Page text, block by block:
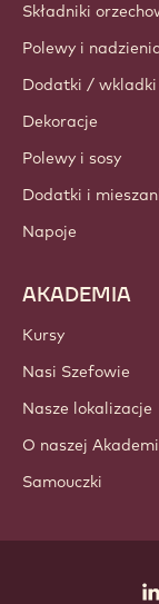
Składniki
Polewy i
Dodatki / wkladki
Dekoracje
Polewy i sosy
Dodatki i
Napoje
AKADEMIA
Kursy
Nasi Szefowie
Nasze lokalizacje
O naszej
Samouczki